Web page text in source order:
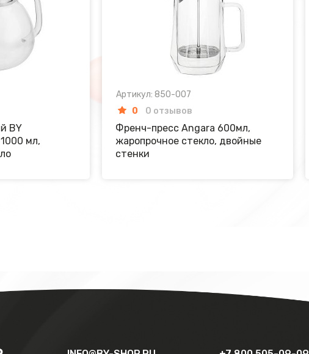
BY
1000 мл,
Артикул: 850-007
0
0 отзывов
Френч-пресс Angara 600мл,
жаропрочное стекло, двойные
стенки